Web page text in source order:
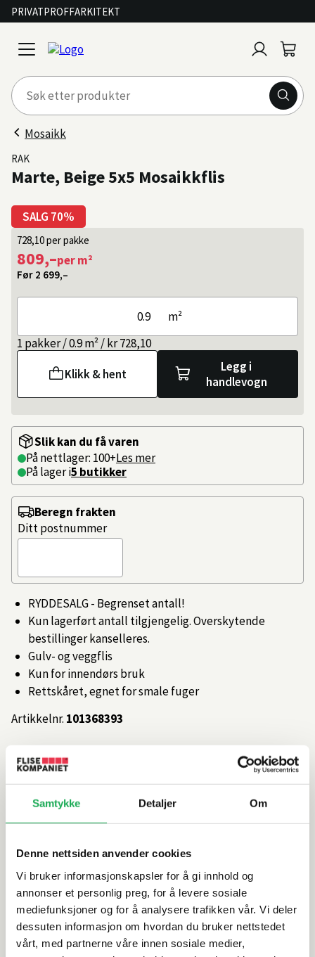
Samtykke Detaljer Om
Denne nettsiden anvender cookies
Vi bruker informasjonskapsler for å gi innhold og
annonser et personlig preg, for å levere sosiale
mediefunksjoner og for å analysere trafikken vår. Vi deler
dessuten informasjon om hvordan du bruker nettstedet
vårt, med partnerne våre innen sosiale medier,
PRIVATPROFFARKITEKT
open
menu
inn
Mosaikk
SALG 70%
RAK
Marte, Beige 5x5 Mosaikkflis
728,10per pakke
809,–per m²
Før 2 699,–
m²
1 pakker / 0.9 m² / kr 728,10
Klikk & hent
Legg i
handlevogn
Slik kan du få varen
På nettlager: 100+Les mer
På lager i5 butikker
RYDDESALG - Begrenset antall!
Kun lagerført antall tilgjengelig. Overskytende
bestillinger kanselleres.
Gulv- og veggflis
Kun for innendørs bruk
Rettskåret, egnet for smale fuger
Artikkelnr. 101368393
Beregn frakten
Ditt postnummer
Produktinformasjon
Spesifikasjoner
Rengjøring og vedlikehold
Leveringsinformasjon
Dokumentasjon